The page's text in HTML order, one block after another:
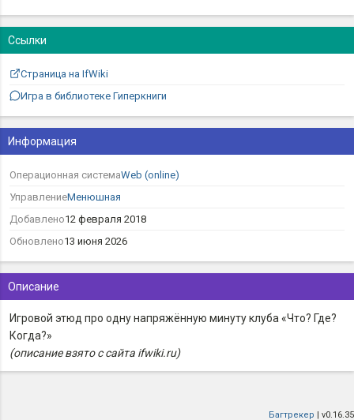
Описание
Игровой этюд про одну напряжённую минуту клуба «Что? Где?
Когда?»
(описание взято с сайта ifwiki.ru)
Ссылки
Страница на IfWiki
Игра в библиотеке Гиперкниги
Информация
Операционная системаWeb (online)
УправлениеМенюшная
Добавлено12 февраля 2018
Обновлено13 июня 2026
Багтрекер | v0.16.35